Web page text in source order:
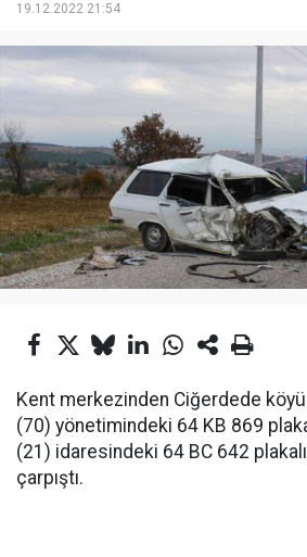
19.12.2022 21:54
Kent merkezinden Ciğerdede
(70) yönetimindeki 64 KB 869
(21) idaresindeki 64 BC 642
çarpıştı.